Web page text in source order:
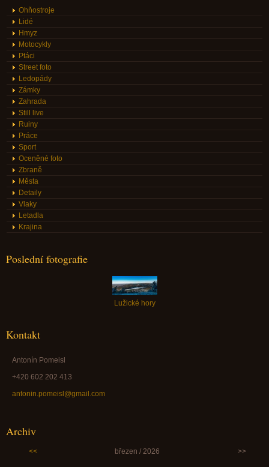
Ohňostroje
Lidé
Hmyz
Motocykly
Ptáci
Street foto
Ledopády
Zámky
Zahrada
Still live
Ruiny
Práce
Sport
Oceněné foto
Zbraně
Města
Detaily
Vlaky
Letadla
Krajina
Poslední fotografie
Lužické hory
Kontakt
Antonín Pomeisl
+420 602 202 413
antonin.pomeisl@gmail.com
Archiv
<< březen / 2026 >>